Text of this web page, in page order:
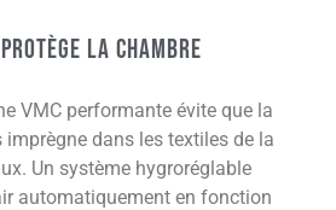
la chambre
VMC performante évite que la
imprègne dans les textiles de la
Un système hygroréglable
automatiquement en fonction